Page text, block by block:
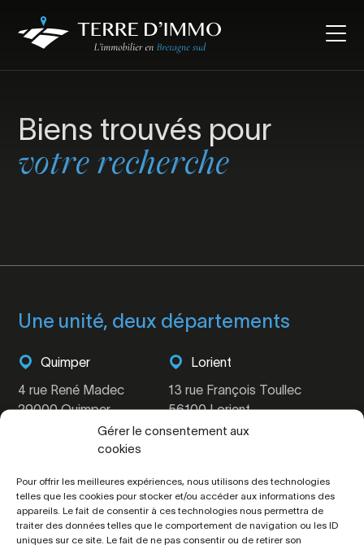
Gérer le consentement aux
cookies
Pour offrir les meilleures expériences, nous utilisons des technologies
telles que les cookies pour stocker et/ou accéder aux informations des
appareils. Le fait de consentir à ces technologies nous permettra de
traiter des données telles que le comportement de navigation ou les ID
uniques sur ce site. Le fait de ne pas consentir ou de retirer son
Biens trouvés pour
votre recherche
Une unité, deux départements
Quimper
4 rue René Madec
29000 Quimper
Lorient
13 rue François Toullec
56100 Lorient
Notre offre
Transactions
L'agence
L’équipe